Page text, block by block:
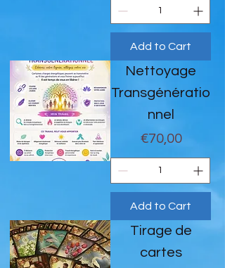
Add to Cart
Nettoyage
Transgénératio
nnel
Price
€70,00
Add to Cart
Tirage de
cartes